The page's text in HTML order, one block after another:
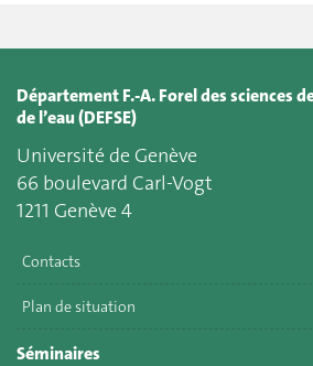
Département F.-A. Forel des sciences
de l’eau (DEFSE)
Université de Genève
66 boulevard Carl-Vogt
1211 Genève 4
Contacts
Plan de situation
Séminaires